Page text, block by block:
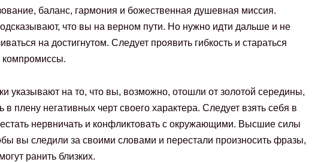
баланс, гармония и божественная душевная миссия.
что вы на верном пути. Но нужно идти дальше и не
на достигнутом. Следует проявить гибкость и стараться
компромиссы.
указывают на то, что вы, возможно, отошли от золотой середины,
в плену негативных черт своего характера. Следует взять себя в
нервничать и конфликтовать с окружающими. Высшие силы
вы следили за своими словами и перестали произносить фразы,
ранить близких.